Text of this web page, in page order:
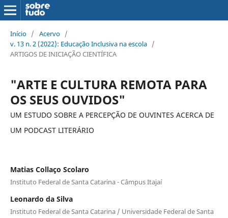
Início / Acervo /
v. 13 n. 2 (2022): Educação Inclusiva na escola /
ARTIGOS DE INICIAÇÃO CIENTÍFICA
"ARTE E CULTURA REMOTA PARA
OS SEUS OUVIDOS"
UM ESTUDO SOBRE A PERCEPÇÃO DE OUVINTES ACERCA DE
UM PODCAST LITERÁRIO
Matias Collaço Scolaro
Instituto Federal de Santa Catarina - Câmpus Itajaí
Leonardo da Silva
Instituto Federal de Santa Catarina / Universidade Federal de Santa